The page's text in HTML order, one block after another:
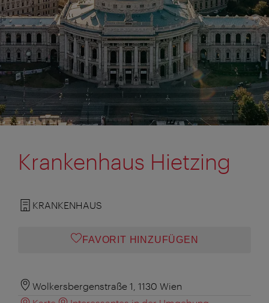
Krankenhaus Hietzing
KRANKENHAUS
FAVORIT HINZUFÜGEN
Wolkersbergenstraße 1, 1130 Wien